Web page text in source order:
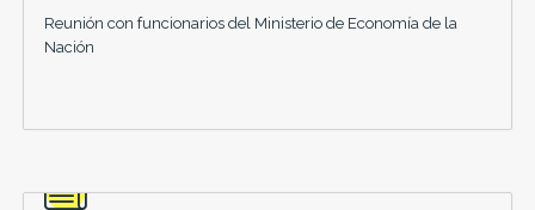
Reunión con funcionarios del Ministerio de Economía de la
Nación